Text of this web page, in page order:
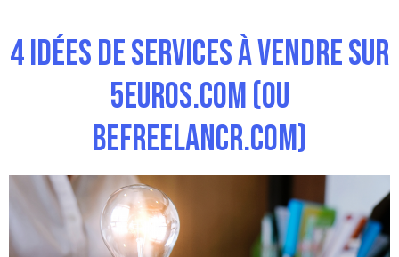
4 idées de services à vendre sur
5euros.com (ou
BeFreelancr.com)